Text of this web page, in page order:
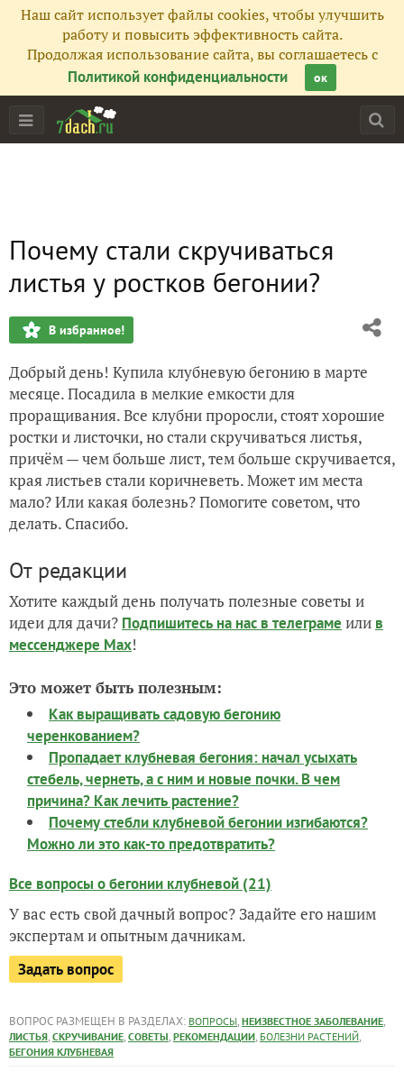
Наш сайт использует файлы cookies, чтобы улучшить
работу и повысить эффективность сайта.
Продолжая использование сайта, вы соглашаетесь с
Политикой конфиденциальности
ок
Почему стали скручиваться
листья у ростков бегонии?
В избранное!
Добрый день! Купила клубневую бегонию в марте
месяце. Посадила в мелкие емкости для
проращивания. Все клубни проросли, стоят хорошие
ростки и листочки, но стали скручиваться листья,
причём — чем больше лист, тем больше скручивается,
края листьев стали коричневеть. Может им места
мало? Или какая болезнь? Помогите советом, что
делать. Спасибо.
От редакции
Хотите каждый день получать полезные советы и
идеи для дачи? Подпишитесь на нас в телеграме или в
мессенджере Max!
Это может быть полезным:
Как выращивать садовую бегонию
черенкованием?
Пропадает клубневая бегония: начал усыхать
стебель, чернеть, а с ним и новые почки. В чем
причина? Как лечить растение?
Почему стебли клубневой бегонии изгибаются?
Можно ли это как-то предотвратить?
Все вопросы о бегонии клубневой (21)
У вас есть свой дачный вопрос? Задайте его нашим
экспертам и опытным дачникам.
Задать вопрос
ВОПРОС РАЗМЕЩЕН В РАЗДЕЛАХ: ВОПРОСЫ, НЕИЗВЕСТНОЕ ЗАБОЛЕВАНИЕ,
ЛИСТЬЯ, СКРУЧИВАНИЕ, СОВЕТЫ, РЕКОМЕНДАЦИИ, БОЛЕЗНИ РАСТЕНИЙ,
БЕГОНИЯ КЛУБНЕВАЯ